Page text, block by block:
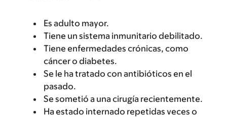
Es adulto mayor.
Tiene un sistema inmunitario debilitado.
Tiene enfermedades crónicas, como
cáncer o diabetes.
Se le ha tratado con antibióticos en el
pasado.
Se sometió a una cirugía recientemente.
Ha estado internado repetidas veces o